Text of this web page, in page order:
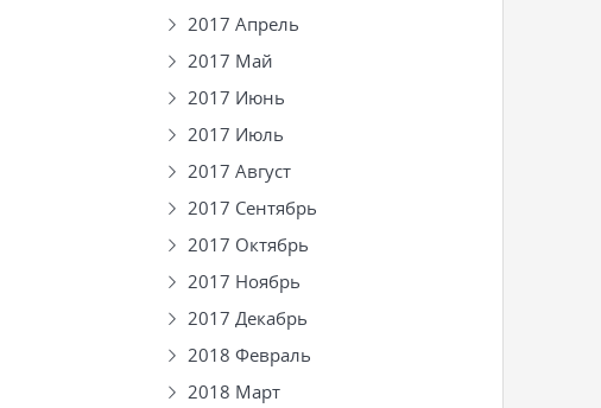
2017 Апрель
2017 Май
2017 Июнь
2017 Июль
2017 Август
2017 Сентябрь
2017 Октябрь
2017 Ноябрь
2017 Декабрь
2018 Февраль
2018 Март